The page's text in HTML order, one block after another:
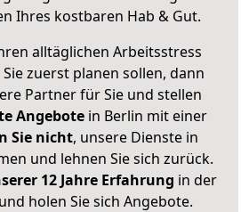
Ihres kostbaren Hab & Gut.
alltäglichen Arbeitsstress
zuerst planen sollen, dann
Partner für Sie und stellen
Angebote in Berlin mit einer
Sie nicht, unsere Dienste in
und lehnen Sie sich zurück.
12 Jahre Erfahrung in der
holen Sie sich Angebote.